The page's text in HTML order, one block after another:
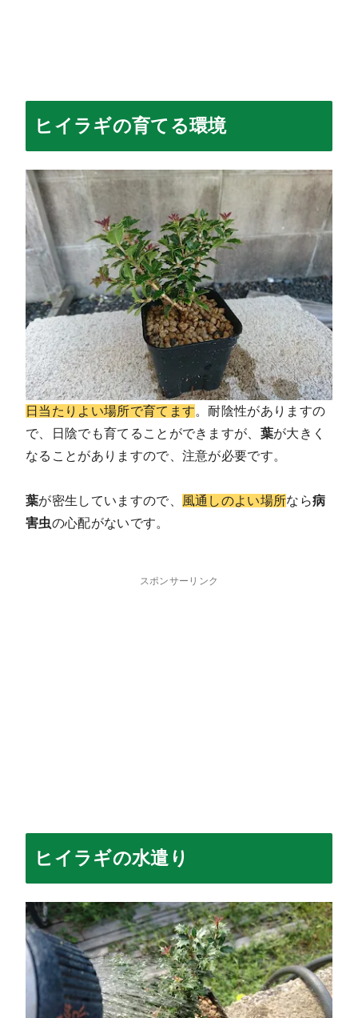
ヒイラギの育てる環境
日当たりよい場所で育てます。耐陰性がありますの
で、日陰でも育てることができますが、 葉が大きく
なることがありますので、注意が必要です。
葉が密生していますので、 風通しのよい場所なら病
害虫の心配がないです。
スポンサーリンク
ヒイラギの水遣り